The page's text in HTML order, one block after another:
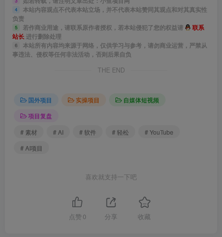
4
本站内容观点不代表本站立场，并不代表本站赞同其观点和对其真实性
负责
5 若作商业用途，请联系原作者授权，若本站侵犯了您的权益请
联系
站长进行删除处理
6
本站所有内容均来源于网络，仅供学习与参考，请勿商业运营，严禁从
事违法、侵权等任何非法活动，否则后果自负
THE END
国外项目 实操项目
自媒体短视频
项目复盘
# 素材
# AI # 软件 # 轻松
# YouTube
# AI项目
喜欢就支持一下吧
点赞 0 分享 收藏